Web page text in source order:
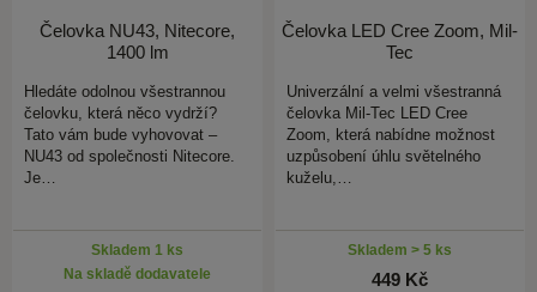
Čelovka NU43, Nitecore,
1400 lm
Hledáte odolnou všestrannou
čelovku, která něco vydrží?
Tato vám bude vyhovovat –
NU43 od společnosti Nitecore.
Je…
Skladem 1 ks
Na skladě dodavatele
Čelovka LED Cree Zoom, Mil-
Tec
Univerzální a velmi všestranná
čelovka Mil-Tec LED Cree
Zoom, která nabídne možnost
uzpůsobení úhlu světelného
kuželu,…
Skladem > 5 ks
449 Kč